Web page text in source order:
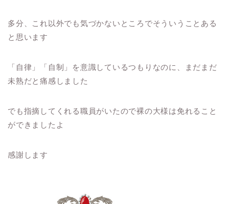
多分、これ以外でも気づかないところでそういうことある
と思います
「自律」「自制」を意識しているつもりなのに、まだまだ
未熟だと痛感しました
でも指摘してくれる職員がいたので裸の大様は免れること
ができましたよ
感謝します